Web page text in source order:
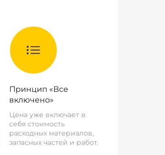
Принцип «Все
включено»
Цена уже включает в
себя стоимость
расходных материалов,
запасных частей и работ.